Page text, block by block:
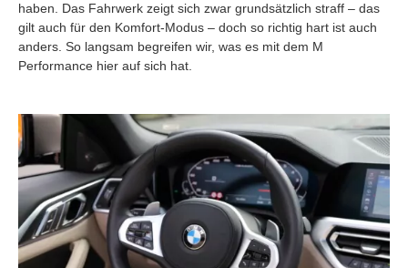
haben. Das Fahrwerk zeigt sich zwar grundsätzlich straff – das
gilt auch für den Komfort-Modus – doch so richtig hart ist auch
anders. So langsam begreifen wir, was es mit dem M
Performance hier auf sich hat.